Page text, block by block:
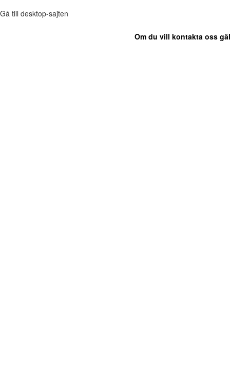
Gå till desktop-sajten
Om du vill kontakta oss